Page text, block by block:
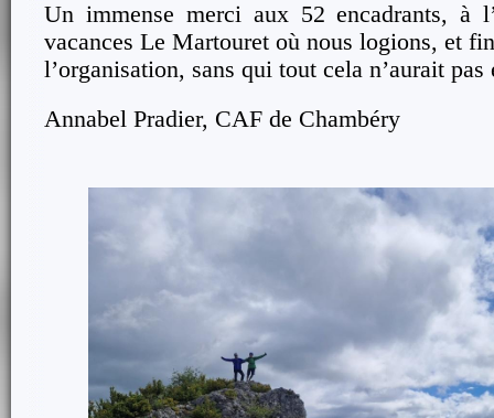
Un immense merci aux 52 encadrants, à
vacances Le Martouret où nous logions, et
l’organisation, sans qui tout cela n’aurait
Annabel Pradier, CAF de Chambéry